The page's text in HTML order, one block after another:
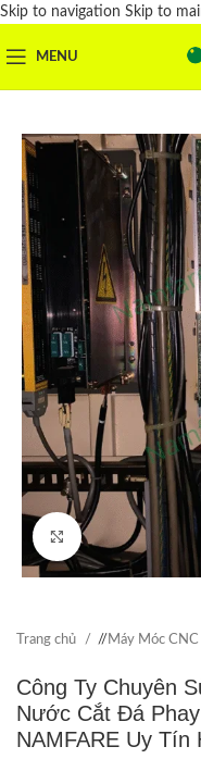
Skip to navigation Skip to
MENU
Click to enlarge
Trang chủ / Máy Móc CNC
Công Ty Chuyên
Nước Cắt Đá
NAMFARE Uy Tín